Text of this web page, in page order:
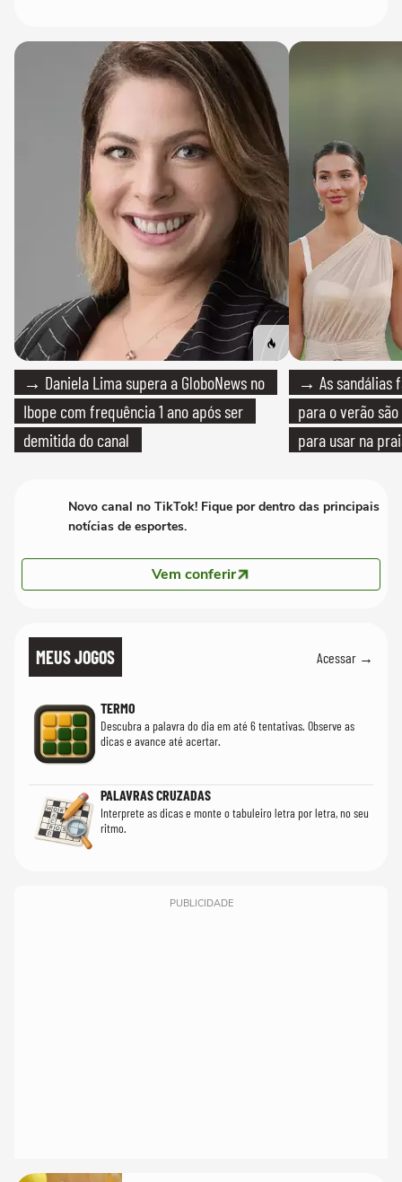
→ Daniela Lima supera a GloboNews no
Ibope com frequência 1 ano após ser
demitida do canal
→ As sandálias
para o verão
para usar na
Novo canal no TikTok! Fique por dentro das principais
notícias de esportes.
Vem conferir
MEUS JOGOS Acessar →
TERMO
Descubra a palavra do dia em até 6 tentativas. Observe as
dicas e avance até acertar.
PALAVRAS CRUZADAS
Interprete as dicas e monte o tabuleiro letra por letra, no seu
ritmo.
PUBLICIDADE